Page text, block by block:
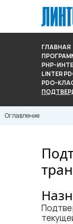
ГЛАВНАЯ
PHP-
LINTER
PDO-
Оглавление